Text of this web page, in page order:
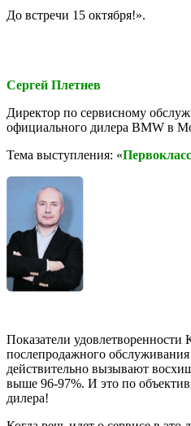
До встречи 15 октября!».
Сергей Плетнев
Директор по сервисному
официального дилера BMW в
Тема выступления: «
Показатели удовлетворенности
послепродажного
действительно вызывают
выше 96-97%. И это по
дилера!